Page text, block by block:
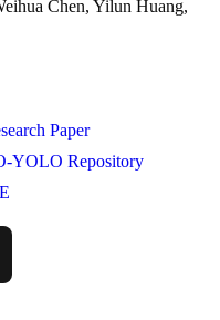
Chen, Yilun Huang,
Paper
YOLO Repository